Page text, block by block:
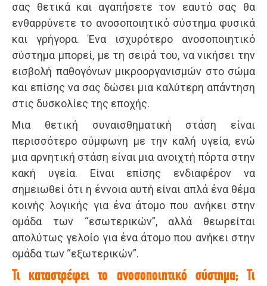
σας θετικά και αγαπήσετε τον εαυτό σας θα
ενθαρρύνετε το ανοσοποιητικό σύστημα φυσικά
και γρήγορα. Ένα ισχυρότερο ανοσοποιητικό
σύστημα μπορεί, με τη σειρά του, να νικήσει την
εισβολή παθογόνων μικροοργανισμών στο σώμα
και επίσης να σας δώσει μια καλύτερη απάντηση
στις δυσκολίες της εποχής.
Μια θετική συναισθηματική στάση είναι
περισσότερο σύμφωνη με την καλή υγεία, ενώ
μια αρνητική στάση είναι μια ανοιχτή πόρτα στην
κακή υγεία. Είναι επίσης ενδιαφέρον να
σημειωθεί ότι η έννοια αυτή είναι απλά ένα θέμα
κοινής λογικής για ένα άτομο που ανήκει στην
ομάδα των “εσωτερικών”, αλλά θεωρείται
απολύτως γελοίο για ένα άτομο που ανήκει στην
ομάδα των “εξωτερικών”.
Τι καταστρέφει το ανοσοποιητικό σύστημα; Τι